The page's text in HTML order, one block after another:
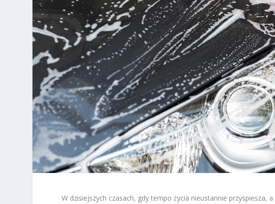
W dzisiejszych czasach, gdy tempo życia nieustannie przyspiesza, a